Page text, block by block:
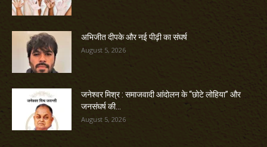
अभिजीत दीपके और नई पीढ़ी का संघर्ष
August 5, 2026
जनेश्वर मिश्र : समाजवादी आंदोलन के “छोटे लोहिया” और
जनसंघर्ष की...
August 5, 2026